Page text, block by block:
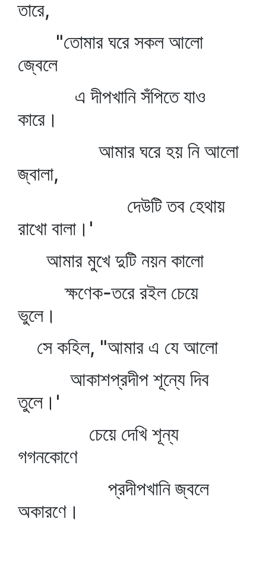
তারে,
"তোমার ঘরে সকল আলো
জ্বেলে
এ দীপখানি সঁপিতে যাও
কারে।
আমার ঘরে হয় নি আলো
জ্বালা,
দেউটি তব হেথায়
রাখো বালা।'
আমার মুখে দুটি নয়ন কালো
ক্ষণেক-তরে রইল চেয়ে
ভুলে।
সে কহিল, "আমার এ যে আলো
আকাশপ্রদীপ শূন্যে দিব
তুলে।'
চেয়ে দেখি শূন্য
গগনকোণে
প্রদীপখানি জ্বলে
অকারণে।